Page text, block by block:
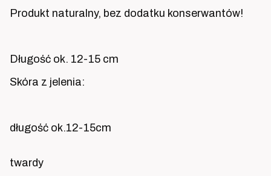
Produkt naturalny, bez dodatku konserwantów!
Długość ok. 12-15 cm
Skóra z jelenia:
długość ok.12-15cm
twardy